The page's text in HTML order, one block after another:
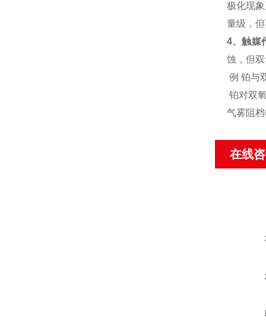
极化现
量级，
4、触媒
蚀，但
例 铂与
铂对双
气雾阻
在线